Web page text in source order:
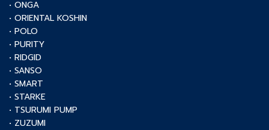
• ONGA
• ORIENTAL KOSHIN
• POLO
• PURITY
• RIDGID
• SANSO
• SMART
• STARKE
• TSURUMI PUMP
• ZUZUMI